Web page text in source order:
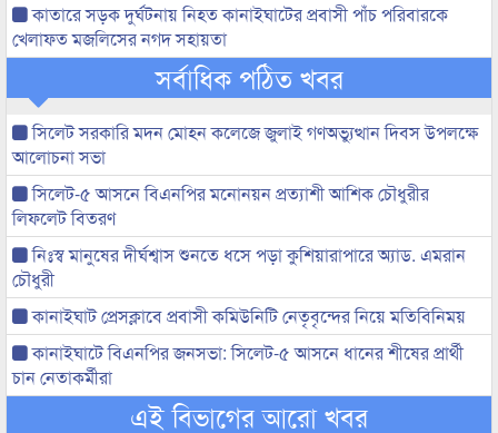
কাতারে সড়ক দুর্ঘটনায় নিহত কানাইঘাটের প্রবাসী পাঁচ পরিবারকে
খেলাফত মজলিসের নগদ সহায়তা
সর্বাধিক পঠিত খবর
সিলেট সরকারি মদন মোহন কলেজে জুলাই গণঅভ্যুত্থান দিবস উপলক্ষে
আলোচনা সভা
সিলেট-৫ আসনে বিএনপির মনোনয়ন প্রত্যাশী আশিক চৌধুরীর
লিফলেট বিতরণ
নিঃস্ব মানুষের দীর্ঘশ্বাস শুনতে ধসে পড়া কুশিয়ারাপারে অ্যাড. এমরান
চৌধুরী
কানাইঘাট প্রেসক্লাবে প্রবাসী কমিউনিটি নেতৃবৃন্দের নিয়ে মতিবিনিময়
কানাইঘাটে বিএনপির জনসভা: সিলেট-৫ আসনে ধানের শীষের প্রার্থী
চান নেতাকর্মীরা
এই বিভাগের আরো খবর